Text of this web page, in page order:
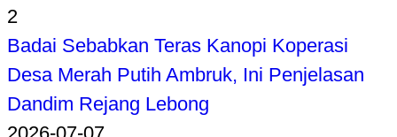
2
Badai Sebabkan Teras Kanopi Koperasi
Desa Merah Putih Ambruk, Ini Penjelasan
Dandim Rejang Lebong